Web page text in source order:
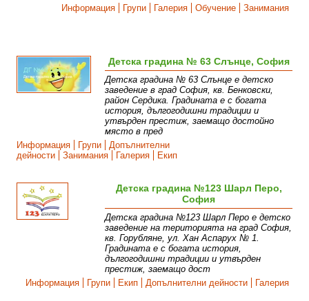
Информация
Групи Галерия Обучение Занимания
Детска градина № 63 Слънце, София
Детска градина № 63 Слънце е детско
заведение в град София, кв. Бенковски,
район Сердика. Градината е с богата
история, дългогодишни традиции и
утвърден престиж, заемащо достойно
място в пред
Информация
Групи
Допълнителни
дейности
Занимания Галерия Екип
Детска градина №123 Шарл Перо,
София
Детска градина №123 Шарл Перо е детско
заведение на територията на град София,
кв. Горубляне, ул. Хан Аспарух № 1.
Градината е с богата история,
дългогодишни традиции и утвърден
престиж, заемащо дост
Информация
Групи Екип Допълнителни дейности Галерия